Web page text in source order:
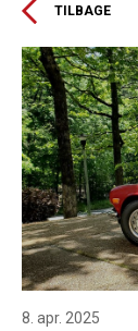
TILBAGE
8. apr. 2025